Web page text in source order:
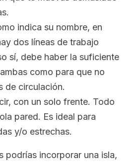
indica su nombre, en
dos líneas de trabajo
sí, debe haber la suficiente
como para que no
de circulación.
con un solo frente. Todo
pared. Es ideal para
y/o estrechas.
podrías incorporar una isla,